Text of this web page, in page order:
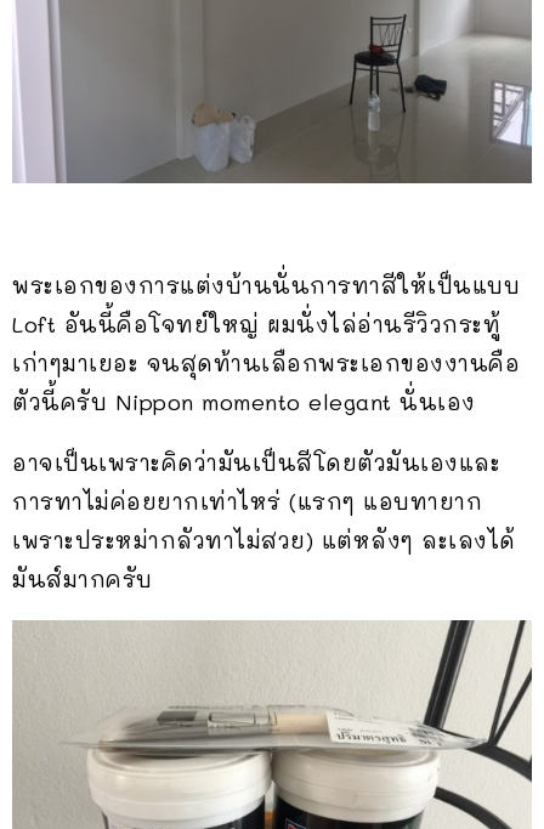
พระเอกของการแต่งบ้านนั่นการทาสีให้เป็นแบบ
Loft อันนี้คือโจทย์ใหญ่ ผมนั่งไล่อ่านรีวิวกระทู้
เก่าๆมาเยอะ จนสุดท้านเลือกพระเอกของงานคือ
ตัวนี้ครับ Nippon momento elegant นั่นเอง
อาจเป็นเพราะคิดว่ามันเป็นสีโดยตัวมันเองและ
การทาไม่ค่อยยากเท่าไหร่ (แรกๆ แอบทายาก
เพราะประหม่ากลัวทาไม่สวย) แต่หลังๆ ละเลงได้
มันส์มากครับ